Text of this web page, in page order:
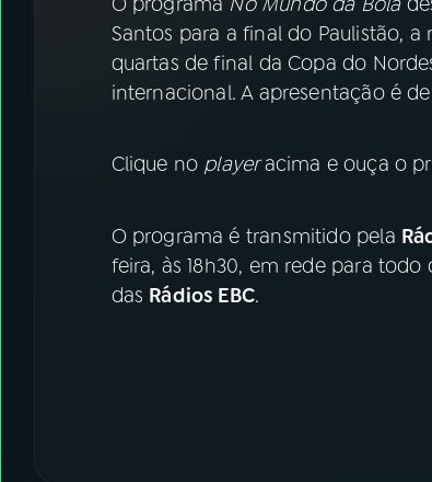
ACOMPANHE A RÁDIO NACIONAL
YouTube Facebook
Santos para a final do Paulistão,
quartas de final da Copa do
internacional. A apresentação é
Clique no playeracima e ouça o
O programa é transmitido pela
feira, às 18h30, em rede para
das Rádios EBC.